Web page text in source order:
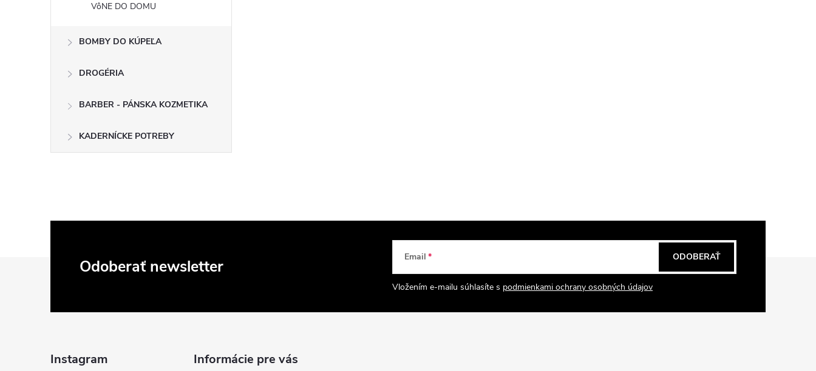
VôNE DO DOMU
BOMBY DO KÚPEĽA
DROGÉRIA
BARBER - PÁNSKA KOZMETIKA
KADERNÍCKE POTREBY
Odoberať newsletter Email
Vložením e-mailu súhlasíte s podmienkami ochrany osobných údajov
ODOBERAŤ
Instagram Informácie pre vás